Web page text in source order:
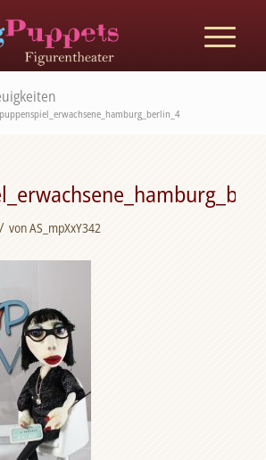
puppenspiel_erwachsene_hamburg_berlin_4
/ vonAS_mpXxY342